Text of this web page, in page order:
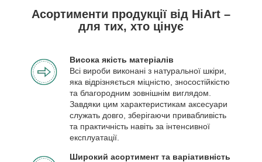
Асортименти продукції від HiArt –
для тих, хто цінує
Висока якість матеріалів
Всі вироби виконані з натуральної шкіри,
яка відрізняється міцністю, зносостійкістю
та благородним зовнішнім виглядом.
Завдяки цим характеристикам аксесуари
служать довго, зберігаючи привабливість
та практичність навіть за інтенсивної
експлуатації.
Широкий асортимент та варіативність